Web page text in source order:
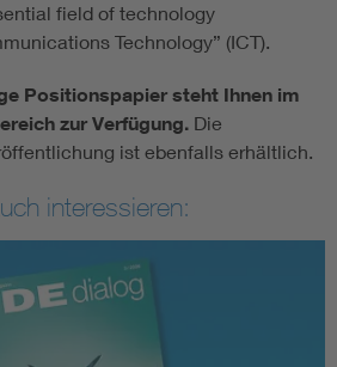
field of technology
Technology” (ICT).
Positionspapier steht Ihnen im
zur Verfügung. Die
ist ebenfalls erhältlich.
interessieren: